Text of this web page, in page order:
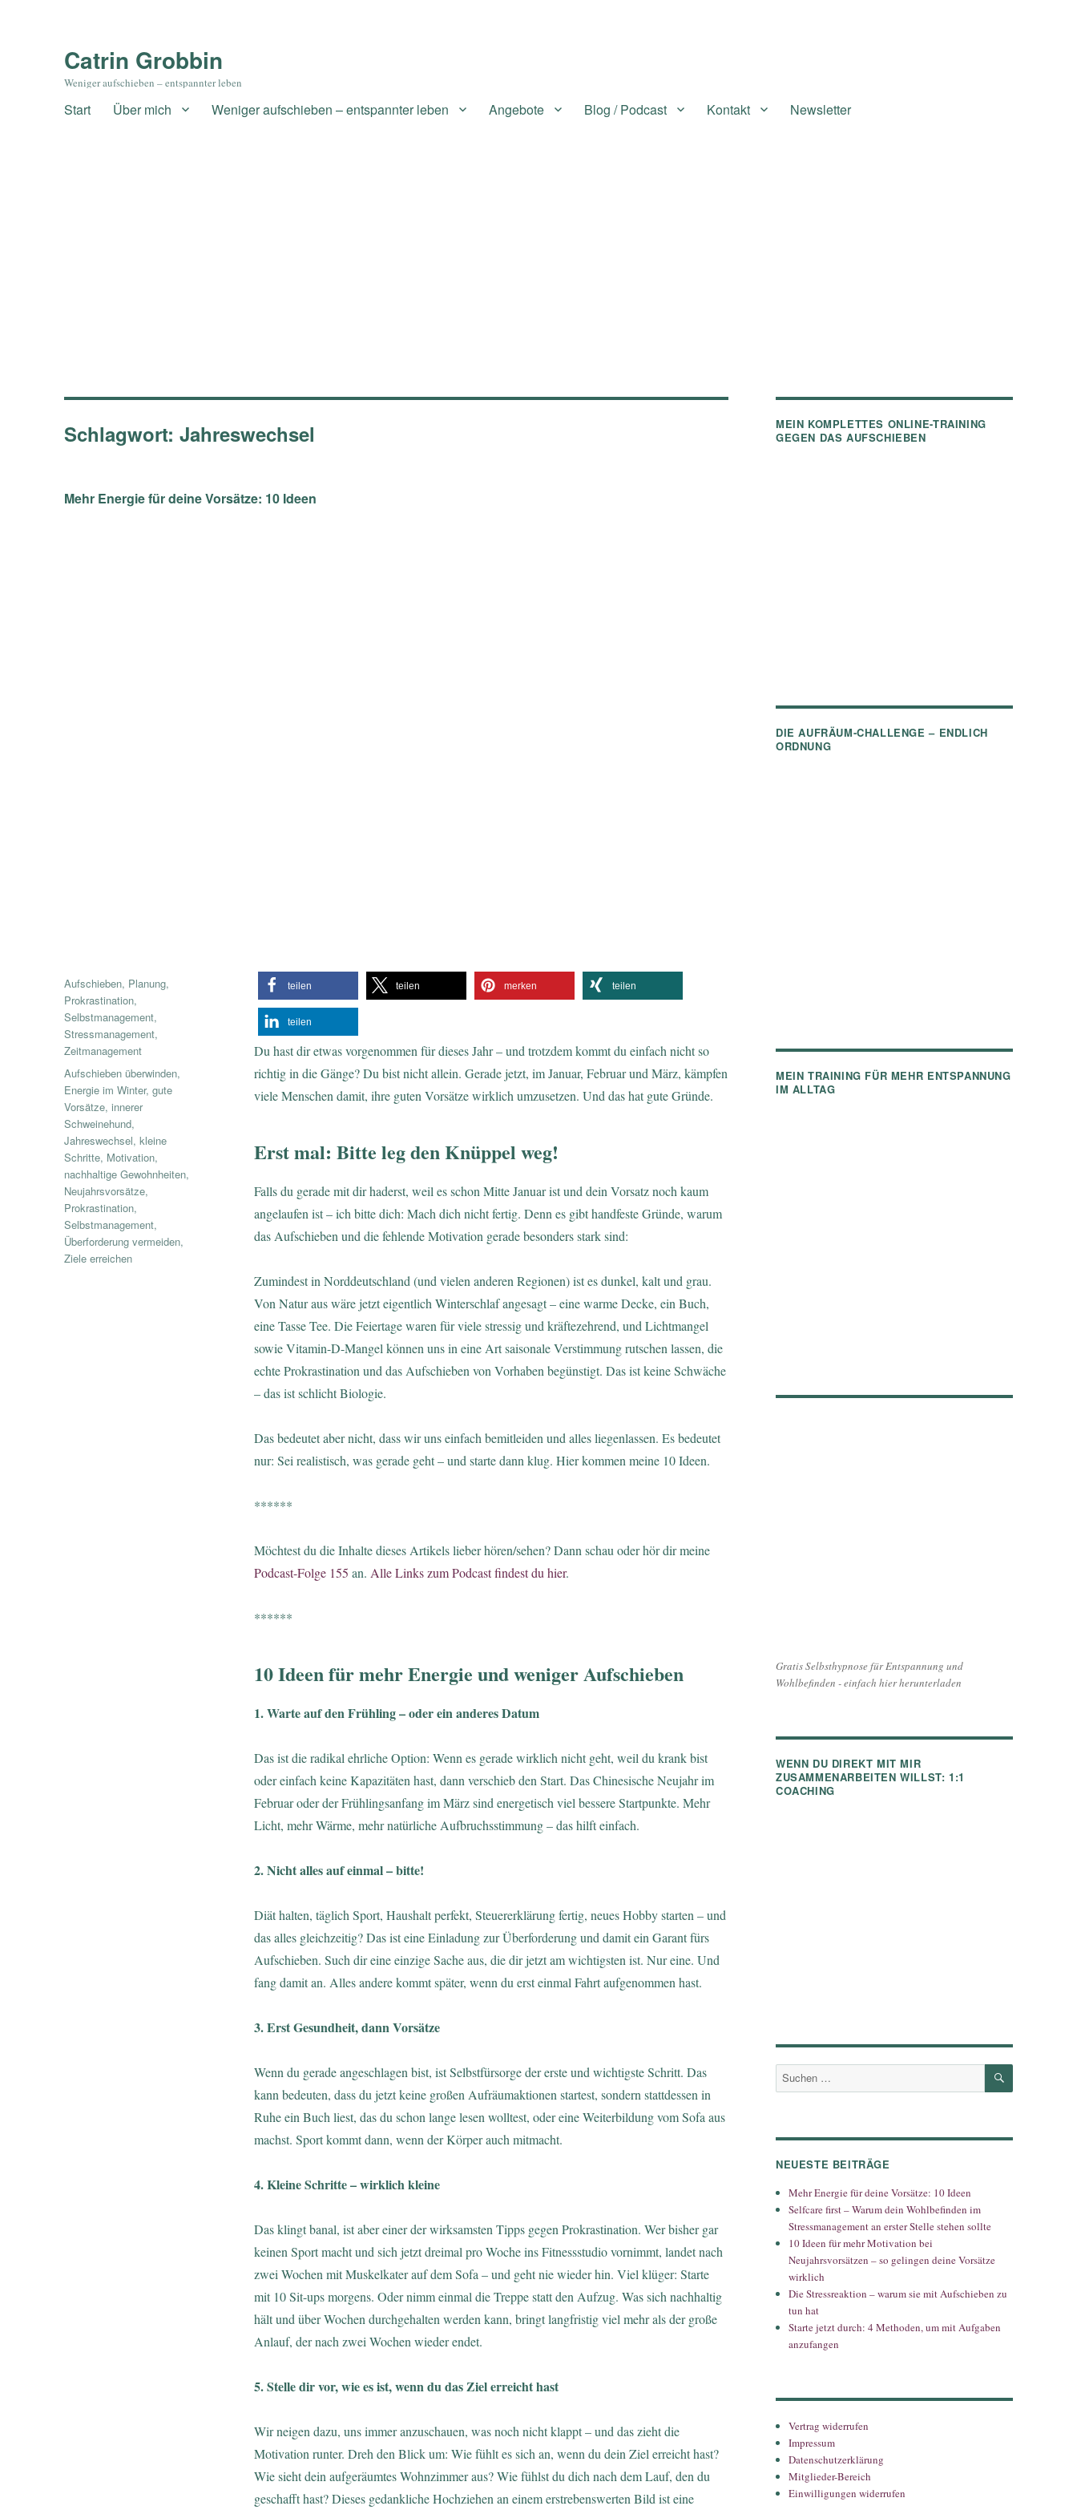
Catrin Grobbin
Weniger aufschieben – entspannter leben
Start Über mich Weniger aufschieben – entspannter leben Angebote Blog / Podcast Kontakt Newsletter
Schlagwort:Jahreswechsel
Mehr Energie für deine Vorsätze: 10 Ideen
teilen teilen merken teilen
teilen
Du hast dir etwas vorgenommen für dieses Jahr – und trotzdem kommt du einfach nicht so
richtig in die Gänge? Du bist nicht allein. Gerade jetzt, im Januar, Februar und März, kämpfen
viele Menschen damit, ihre guten Vorsätze wirklich umzusetzen. Und das hat gute Gründe.
Erst mal: Bitte leg den Knüppel weg!
Falls du gerade mit dir haderst, weil es schon Mitte Januar ist und dein Vorsatz noch kaum
angelaufen ist – ich bitte dich: Mach dich nicht fertig. Denn es gibt handfeste Gründe, warum
das Aufschieben und die fehlende Motivation gerade besonders stark sind:
Zumindest in Norddeutschland (und vielen anderen Regionen) ist es dunkel, kalt und grau.
Von Natur aus wäre jetzt eigentlich Winterschlaf angesagt – eine warme Decke, ein Buch,
eine Tasse Tee. Die Feiertage waren für viele stressig und kräftezehrend, und Lichtmangel
sowie Vitamin-D-Mangel können uns in eine Art saisonale Verstimmung rutschen lassen, die
echte Prokrastination und das Aufschieben von Vorhaben begünstigt. Das ist keine Schwäche
– das ist schlicht Biologie.
Das bedeutet aber nicht, dass wir uns einfach bemitleiden und alles liegenlassen. Es bedeutet
nur: Sei realistisch, was gerade geht – und starte dann klug. Hier kommen meine 10 Ideen.
******
Möchtest du die Inhalte dieses Artikels lieber hören/sehen? Dann schau oder hör dir meine
Podcast-Folge 155 an. Alle Links zum Podcast findest du hier.
******
10 Ideen für mehr Energie und weniger Aufschieben
1. Warte auf den Frühling – oder ein anderes Datum
Das ist die radikal ehrliche Option: Wenn es gerade wirklich nicht geht, weil du krank bist
oder einfach keine Kapazitäten hast, dann verschieb den Start. Das Chinesische Neujahr im
Februar oder der Frühlingsanfang im März sind energetisch viel bessere Startpunkte. Mehr
Licht, mehr Wärme, mehr natürliche Aufbruchsstimmung – das hilft einfach.
2. Nicht alles auf einmal – bitte!
Diät halten, täglich Sport, Haushalt perfekt, Steuererklärung fertig, neues Hobby starten – und
das alles gleichzeitig? Das ist eine Einladung zur Überforderung und damit ein Garant fürs
Aufschieben. Such dir eine einzige Sache aus, die dir jetzt am wichtigsten ist. Nur eine. Und
fang damit an. Alles andere kommt später, wenn du erst einmal Fahrt aufgenommen hast.
3. Erst Gesundheit, dann Vorsätze
Wenn du gerade angeschlagen bist, ist Selbstfürsorge der erste und wichtigste Schritt. Das
kann bedeuten, dass du jetzt keine großen Aufräumaktionen startest, sondern stattdessen in
Ruhe ein Buch liest, das du schon lange lesen wolltest, oder eine Weiterbildung vom Sofa aus
machst. Sport kommt dann, wenn der Körper auch mitmacht.
4. Kleine Schritte – wirklich kleine
Das klingt banal, ist aber einer der wirksamsten Tipps gegen Prokrastination. Wer bisher gar
keinen Sport macht und sich jetzt dreimal pro Woche ins Fitnessstudio vornimmt, landet nach
zwei Wochen mit Muskelkater auf dem Sofa – und geht nie wieder hin. Viel klüger: Starte
mit 10 Sit-ups morgens. Oder nimm einmal die Treppe statt den Aufzug. Was sich nachhaltig
hält und über Wochen durchgehalten werden kann, bringt langfristig viel mehr als der große
Anlauf, der nach zwei Wochen wieder endet.
5. Stelle dir vor, wie es ist, wenn du das Ziel erreicht hast
Wir neigen dazu, uns immer anzuschauen, was noch nicht klappt – und das zieht die
Motivation runter. Dreh den Blick um: Wie fühlt es sich an, wenn du dein Ziel erreicht hast?
Wie sieht dein aufgeräumtes Wohnzimmer aus? Wie fühlst du dich nach dem Lauf, den du
geschafft hast? Dieses gedankliche Hochziehen an einem erstrebenswerten Bild ist eine
Veröffentlicht
am
Kategorien
Aufschieben, Planung,
Prokrastination,
Selbstmanagement,
Stressmanagement,
Zeitmanagement
Schlagwörter
Aufschieben überwinden,
Energie im Winter,gute
Vorsätze,innerer
Schweinehund,
Jahreswechsel,kleine
Schritte, Motivation,
nachhaltige Gewohnheiten,
Neujahrsvorsätze,
Prokrastination,
Selbstmanagement,
Überforderung vermeiden,
Ziele erreichen
MEIN KOMPLETTES ONLINE-TRAINING
GEGEN DAS AUFSCHIEBEN
DIE AUFRÄUM-CHALLENGE – ENDLICH
ORDNUNG
MEIN TRAINING FÜR MEHR ENTSPANNUNG
IM ALLTAG
Gratis Selbsthypnose für Entspannung und
Wohlbefinden - einfach hier herunterladen
WENN DU DIREKT MIT MIR
ZUSAMMENARBEITEN WILLST: 1:1
COACHING
Suchen
nach:
SUCHEN
NEUESTE BEITRÄGE
Mehr Energie für deine Vorsätze: 10 Ideen
Selfcare first – Warum dein Wohlbefinden im
Stressmanagement an erster Stelle stehen sollte
10 Ideen für mehr Motivation bei
Neujahrsvorsätzen – so gelingen deine Vorsätze
wirklich
Die Stressreaktion – warum sie mit Aufschieben zu
tun hat
Starte jetzt durch: 4 Methoden, um mit Aufgaben
anzufangen
Vertrag widerrufen
Impressum
Datenschutzerklärung
Mitglieder-Bereich
Einwilligungen widerrufen